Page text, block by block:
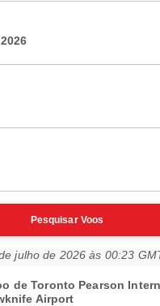
Pesquisar Voos
julho de 2026 às 00:23
de Toronto Pearson
Airport